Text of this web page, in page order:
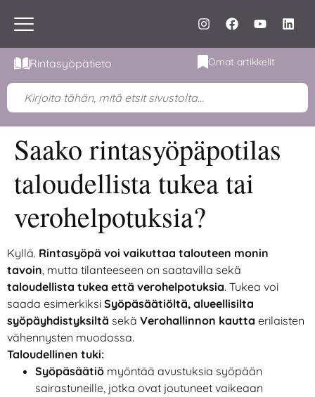
Rintasyöpätieto Omat artikkelit
Saako rintasyöpäpotilas
taloudellista tukea tai
verohelpotuksia?
Kyllä. Rintasyöpä voi vaikuttaa talouteen monin
tavoin, mutta tilanteeseen on saatavilla sekä
taloudellista tukea että verohelpotuksia. Tukea voi
saada esimerkiksi Syöpäsäätiöltä, alueellisilta
syöpäyhdistyksiltä sekä Verohallinnon kautta erilaisten
vähennysten muodossa.
Taloudellinen tuki:
Syöpäsäätiö myöntää avustuksia syöpään
sairastuneille, jotka ovat joutuneet vaikeaan